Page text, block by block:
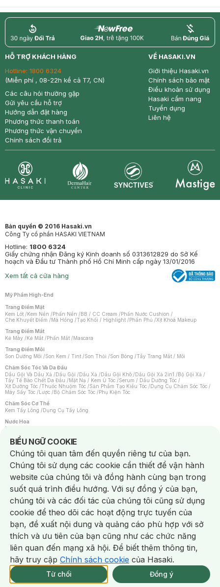
NowFree 2H Giao Nhanh Miễn Phí 2H Xem chi tiết
327/337 CN CÒN SP Mua online
NowFree 2H trễ tặng 100k
return nowfree price
HỖ TRỢ KHÁCH HÀNG
Hotline: 1800 6324
(Miễn phí , 08-22h kể cả T7, CN)
Các câu hỏi thường gặp
Gửi yêu cầu hỗ trợ
Hướng dẫn đặt hàng
Phương thức thanh toán
Phương thức vận chuyển
Chính sách đổi trả
VỀ HASAKI.VN
Giới thiệu Hasaki.vn
Chính sách bảo mật
Điều khoản sử dụng
Hasaki cẩm nang
Tuyển dụng
Liên hệ
Bản quyền © 2016 Hasaki.vn
Công Ty cổ phần HASAKI VIETNAM
Hotline: 1800 6324
Giấy chứng nhận Đăng ký Kinh doanh số 0313612829 do Sở Kế
hoạch và Đầu tư Thành phố Hồ Chí Minh cấp ngày 13/01/2016
Xem tất cả cửa hàng
Mỹ Phẩm High-End
Trang Điểm Mặt
Kem Lót /Kem Nền /Phấn Nền /BB / CC Cream /Phấn Nước Cushion /
Che Khuyết Điểm /Má Hồng /Tạo Khối / Highlight /Phấn Phủ /Xịt Khoá Makeup
Trang Điểm Mắt
Kẻ Mày /Kẻ Mắt /Phấn Mắt /Mascara
Trang Điểm Môi
Son Dưỡng Môi /Son Kem / Tint /Son Thỏi /Son Bóng /Tẩy Trang Mắt / Môi
Chăm Sóc Tóc Và Da Đầu
Dầu Gội Và Dầu Xả /Dầu Gội /Dầu Xả /Dầu Gội Khô /Dầu Gội Xả 2in1 /Bộ Gội Xả /
Tẩy Tế Bào Chết Da Đầu /Mặt Nạ / Kem Ủ Tóc /Serum / Dầu Dưỡng Tóc /
Xịt Dưỡng Tóc /Thuốc Nhuộm Tóc /Sản Phẩm Tạo Kiểu Tóc /Dụng Cụ Chăm Sóc Tóc /
Máy Sấy Tóc /Lược /Bộ Chăm Sóc Tóc /Phụ Kiện Tóc
Chăm Sóc Cơ Thể
Kem Tẩy Lông /Dụng Cụ Tẩy Lông
Nước Hoa
Nước Hoa Nữ
Chăm Sóc Cá Nhân
Chống Muỗi /Khẩu Trang /Máy Massage/Mặt Nạ Xông Hơi /Nước Rửa Tay/
Sản Phẩm Chăm Sóc Khác /Bàn Chải Đánh Răng /Bàn Chải Điện/
Hỗ Trợ Trắng Răng/Kem Đánh Răng /Máy Tăm Nước/ Nước Súc Miệng/
Tăm / Chỉ Nha Khoa/ Xịt Thơm Miệng / Dung Dịch Vệ Sinh/Dưỡng Vùng Kín/
Khăn Ướt Vệ Sinh Vùng Kín/Băng Vệ Sinh/Tampon/Bọt Cạo Râu /Dao Cạo Râu/
Máy Cạo Râu
Vấn Đề Về Da
Da Dầu / Lỗ Chân Lông To/ Da Khô / Mất Nước/ Da Lão Hóa/ Da Mụn/
Da Nhạy Cảm / Kích Ứng
Da Xỉn Màu Thâm / Nám / Tàn Nhang
Quầng Thâm & Bọng Mắt /Sẹo /Viêm Da Cơ Địa
Dụng Cụ / Phụ Kiện Chăm Sóc Da
Bông Tẩy Trang
Khăn Lau Mặt Khô Dụng Cụ / Máy Rửa Mặt Máy Chăm Sóc Da
Dụng Cụ Chăm Sóc Khác
BIỂU NGỮ COOKIE
Notice about cookies usage
Chúng tôi quan tâm đến quyền riêng tư của bạn.
Chúng tôi sử dụng các cookie cần thiết để vận hành
website của chúng tôi và đồng hành cùng bạn trong
suốt quá trình điều hướng. Với sự đồng ý của bạn,
chúng tôi và các đối tác của chúng tôi cũng sử dụng
cookie để theo dõi các hoạt động trực tuyến của
bạn, đề xuất nội dung và quảng cáo phù hợp với sở
thích và ưu tiên của bạn cũng như các chức năng
liên quan đến mạng xã hội. Để biết thêm thông tin,
hãy truy cập Chính sách cookie của Hasaki.
Từ chối Đồng ý